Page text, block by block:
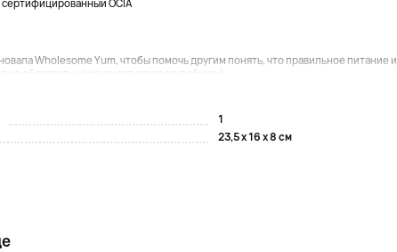
OCIA
Wholesome Yum, чтобы помочь другим понять, что правильное питание и
не обязательно означает отказ от любимой...
1
23,5 x 16 x 8 см